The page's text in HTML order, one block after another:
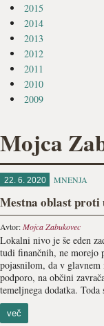
2015
2014
2013
2012
2011
2010
2009
Mojca
22. 6. 2020 MNENJA
Mestna oblast proti
Avtor:Mojca Zabukovec
Lokalni nivo je še eden
tudi finančnih, ne morejo
pojasnilom, da v
podporo, na občini
temeljnega dodatka.
več